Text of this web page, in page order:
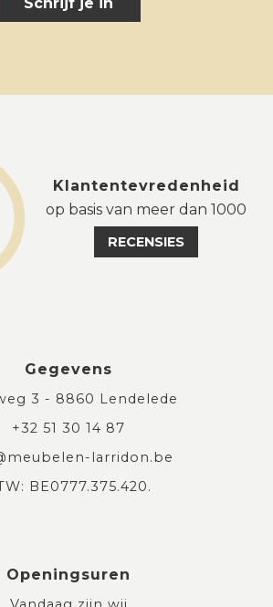
Schrijf je in
Klantentevredenheid
op basis van meer dan 1000
RECENSIES
Gegevens
3 - 8860 Lendelede
+32 51 30 14 87
larridon.be
BE0777.375.420.
Openingsuren